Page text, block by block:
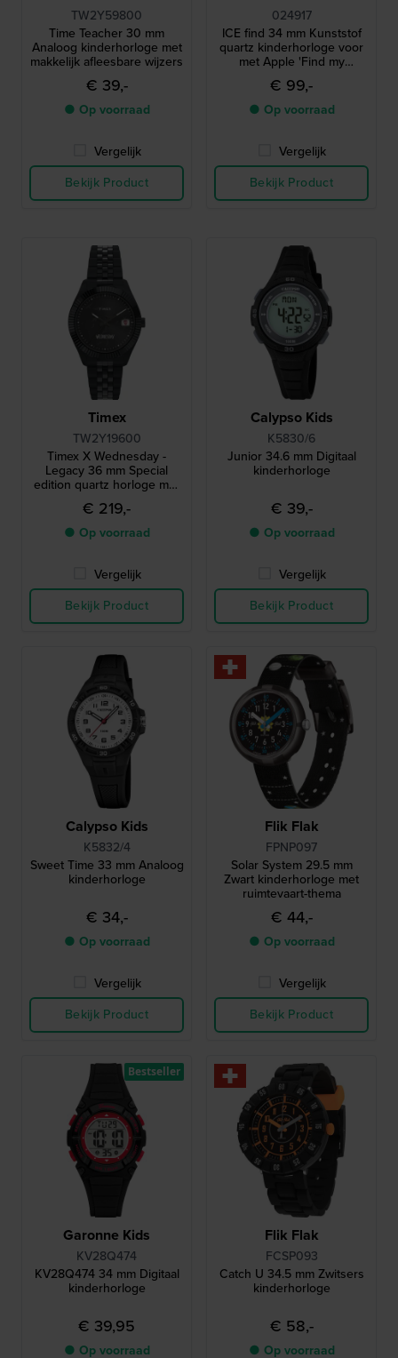
TW2Y59800
Time Teacher 30 mm
Analoog kinderhorloge met
makkelijk afleesbare wijzers
€ 39,-
● Op voorraad
Vergelijk
Bekijk Product
024917
ICE find 34 mm Kunststof
quartz kinderhorloge voor
met Apple 'Find my
functionality'
€ 99,-
● Op voorraad
Vergelijk
Bekijk Product
Timex
TW2Y19600
Timex X Wednesday -
Legacy 36 mm Special
edition quartz horloge met
uniek datumvenster
€ 219,-
● Op voorraad
Vergelijk
Bekijk Product
Calypso Kids
K5830/6
Junior 34.6 mm Digitaal
kinderhorloge
€ 39,-
● Op voorraad
Vergelijk
Bekijk Product
Calypso Kids
K5832/4
Sweet Time 33 mm Analoog
kinderhorloge
€ 34,-
● Op voorraad
Vergelijk
Bekijk Product
Flik Flak
FPNP097
Solar System 29.5 mm
Zwart kinderhorloge met
ruimtevaart-thema
€ 44,-
● Op voorraad
Vergelijk
Bekijk Product
Garonne Kids
KV28Q474
KV28Q474 34 mm Digitaal
kinderhorloge
€ 39,95
● Op voorraad
Bestseller
Flik Flak
FCSP093
Catch U 34.5 mm Zwitsers
kinderhorloge
€ 58,-
● Op voorraad